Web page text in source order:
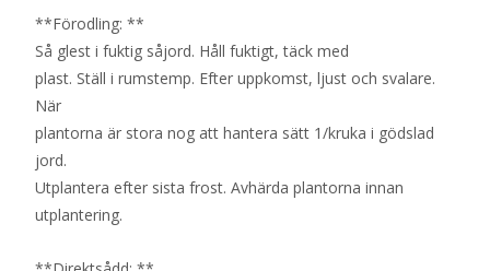
**Förodling: **
Så glest i fuktig såjord. Håll fuktigt, täck med
plast. Ställ i rumstemp. Efter uppkomst, ljust och svalare.
När
plantorna är stora nog att hantera sätt 1/kruka i gödslad
jord.
Utplantera efter sista frost. Avhärda plantorna innan
utplantering.